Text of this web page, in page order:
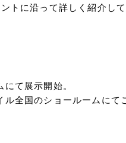
トに沿って詳しく紹介して
て展示開始。
全国のショールームにて